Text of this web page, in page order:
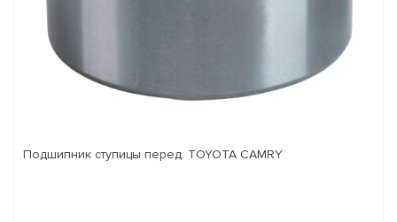
Подшипник ступицы перед. TOYOTA CAMRY